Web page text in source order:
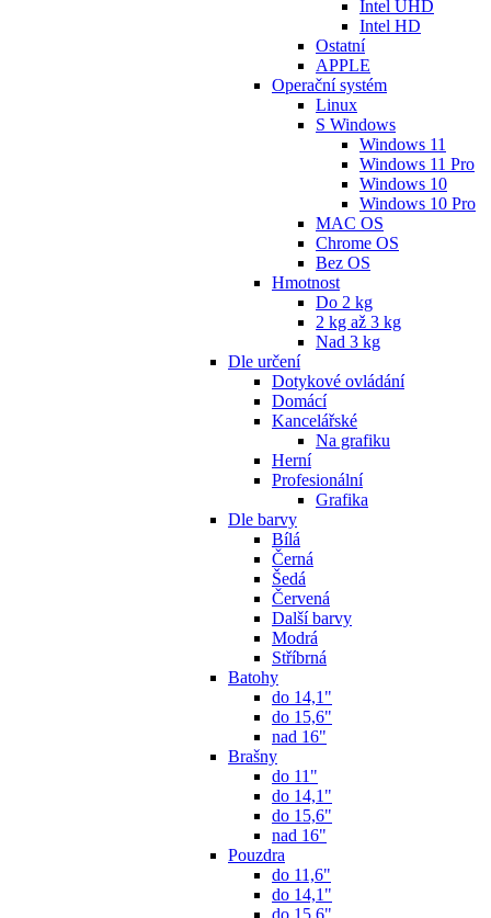
Intel UHD
Intel HD
Ostatní
APPLE
Operační systém
Linux
S Windows
Windows 11
Windows 11 Pro
Windows 10
Windows 10 Pro
MAC OS
Chrome OS
Bez OS
Hmotnost
Do 2 kg
2 kg až 3 kg
Nad 3 kg
Dle určení
Dotykové ovládání
Domácí
Kancelářské
Na grafiku
Herní
Profesionální
Grafika
Dle barvy
Bílá
Černá
Šedá
Červená
Další barvy
Modrá
Stříbrná
Batohy
do 14,1"
do 15,6"
nad 16"
Brašny
do 11"
do 14,1"
do 15,6"
nad 16"
Pouzdra
do 11,6"
do 14,1"